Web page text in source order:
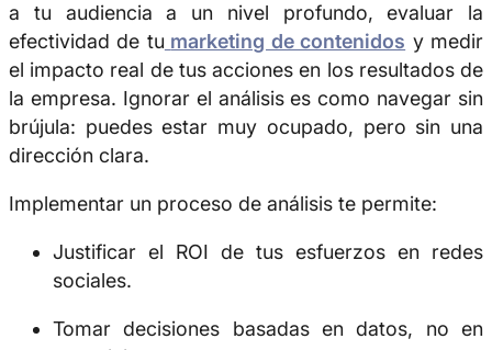
a tu audiencia a un nivel profundo, evaluar la
efectividad de tu marketing de contenidos y medir
el impacto real de tus acciones en los resultados de
la empresa. Ignorar el análisis es como navegar sin
brújula: puedes estar muy ocupado, pero sin una
dirección clara.
Implementar un proceso de análisis te permite:
Justificar el ROI de tus esfuerzos en redes
sociales.
Tomar decisiones basadas en datos, no en